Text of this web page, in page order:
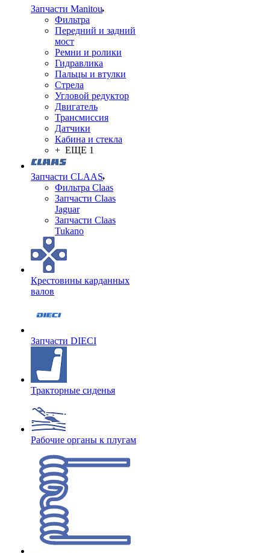
Запчасти Manitou
Фильтра
Передний и задний
мост
Ремни и ролики
Гидравлика
Пальцы и втулки
Стрела
Угловой редуктор
Двигатель
Трансмиссия
Датчики
Кабина и стекла
+ ЕЩЕ 1
Запчасти CLAAS
Фильтра Claas
Запчасти Claas
Jaguar
Запчасти Claas
Tukano
Крестовины карданных
валов
Запчасти DIECI
Тракторные сиденья
Рабочие органы к плугам